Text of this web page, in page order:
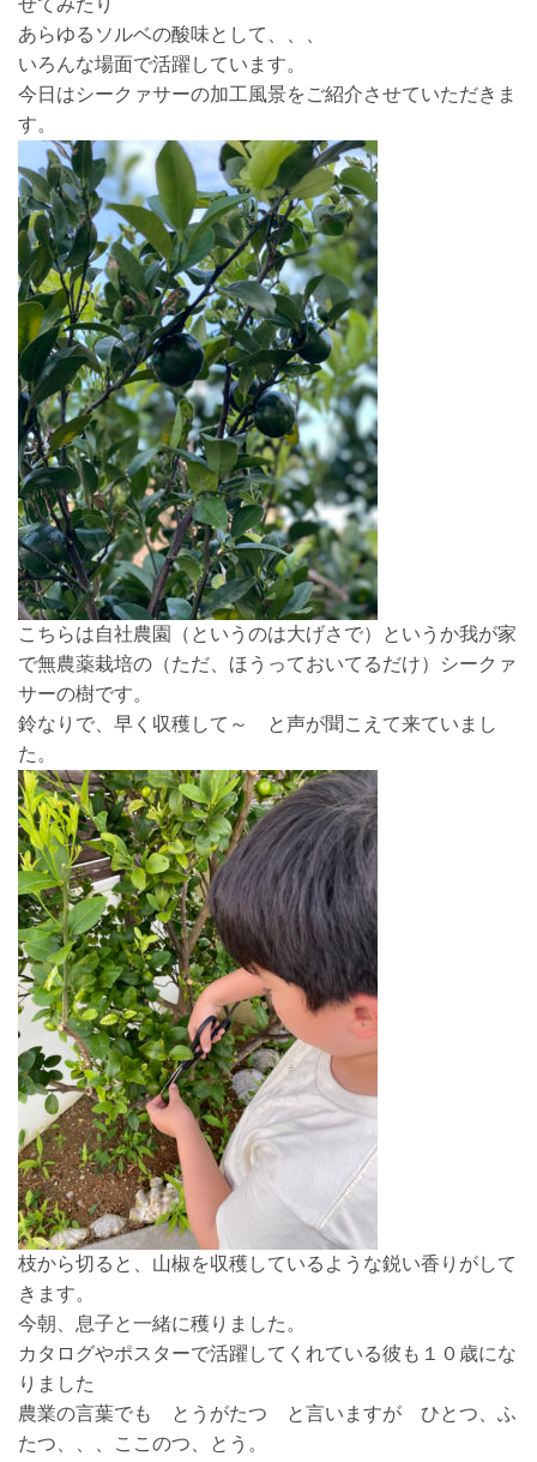
せてみたり
あらゆるソルベの酸味として、、、
いろんな場面で活躍しています。
今日はシークァサーの加工風景をご紹介させていただきま
す。
こちらは自社農園（というのは大げさで）というか我が家
で無農薬栽培の（ただ、ほうっておいてるだけ）シークァ
サーの樹です。
鈴なりで、早く収穫して～ と声が聞こえて来ていまし
た。
枝から切ると、山椒を収穫しているような鋭い香りがして
きます。
今朝、息子と一緒に穫りました。
カタログやポスターで活躍してくれている彼も１０歳にな
りました
農業の言葉でも とうがたつ と言いますが ひとつ、ふ
たつ、、、ここのつ、とう。